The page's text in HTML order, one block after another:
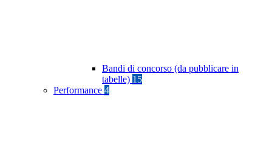
Bandi di concorso (da pubblicare in
tabelle) 15
Performance 4